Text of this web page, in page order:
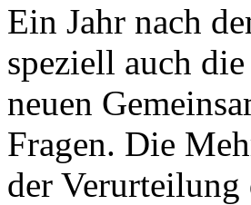
Ein Jahr nach
speziell auch
neuen
Fragen. Die
der Verurteilung